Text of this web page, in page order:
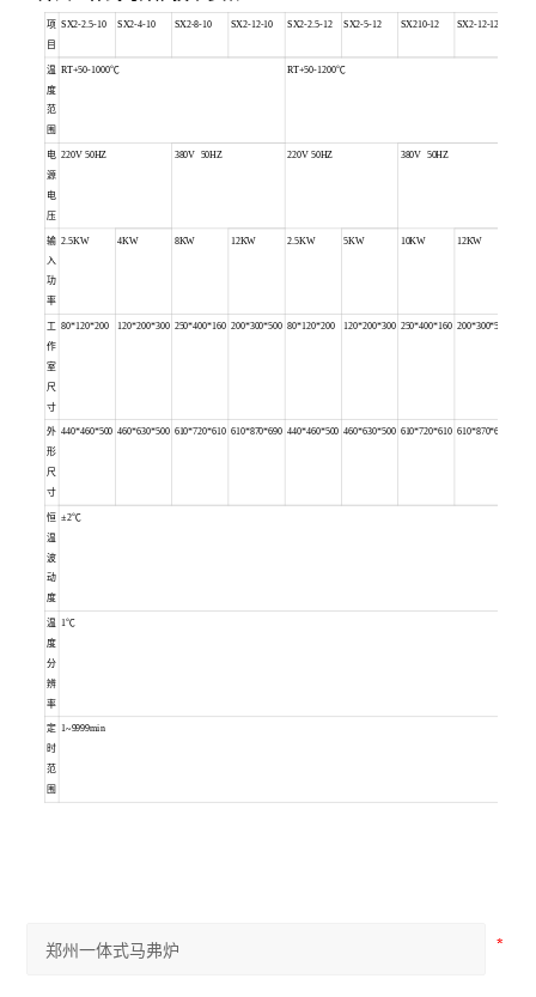
项
目
SX2-2.5-10 SX2-4-10 SX2-8-10 SX2-12-10 SX2-2.5-12 SX2-5-12 SX210-12 SX2-12-12
温
度
范
围
RT+50-1000℃ RT+50-1200℃
电
源
电
压
220V 50HZ 380V 50HZ 220V 50HZ 380V 50HZ
输
入
功
率
2.5KW 4KW 8KW 12KW 2.5KW 5KW 10KW 12KW
工
作
室
尺
寸
80*120*200 120*200*300 250*400*160 200*300*500 80*120*200 120*200*300 250*400*160 200*300*500
外
形
尺
寸
440*460*500 460*630*500 610*720*610 610*870*690 440*460*500 460*630*500 610*720*610 610*870*690
恒
温
波
动
度
±2℃
温
度
分
辨
率
1℃
定
时
范
围
1~9999min